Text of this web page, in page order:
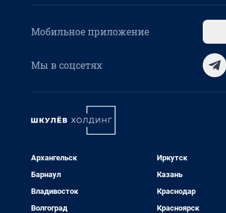
Мобильное приложение
Мы в соцсетях
Архангельск
Барнаул
Владивосток
Волгоград
Иркутск
Казань
Краснодар
Красноярск